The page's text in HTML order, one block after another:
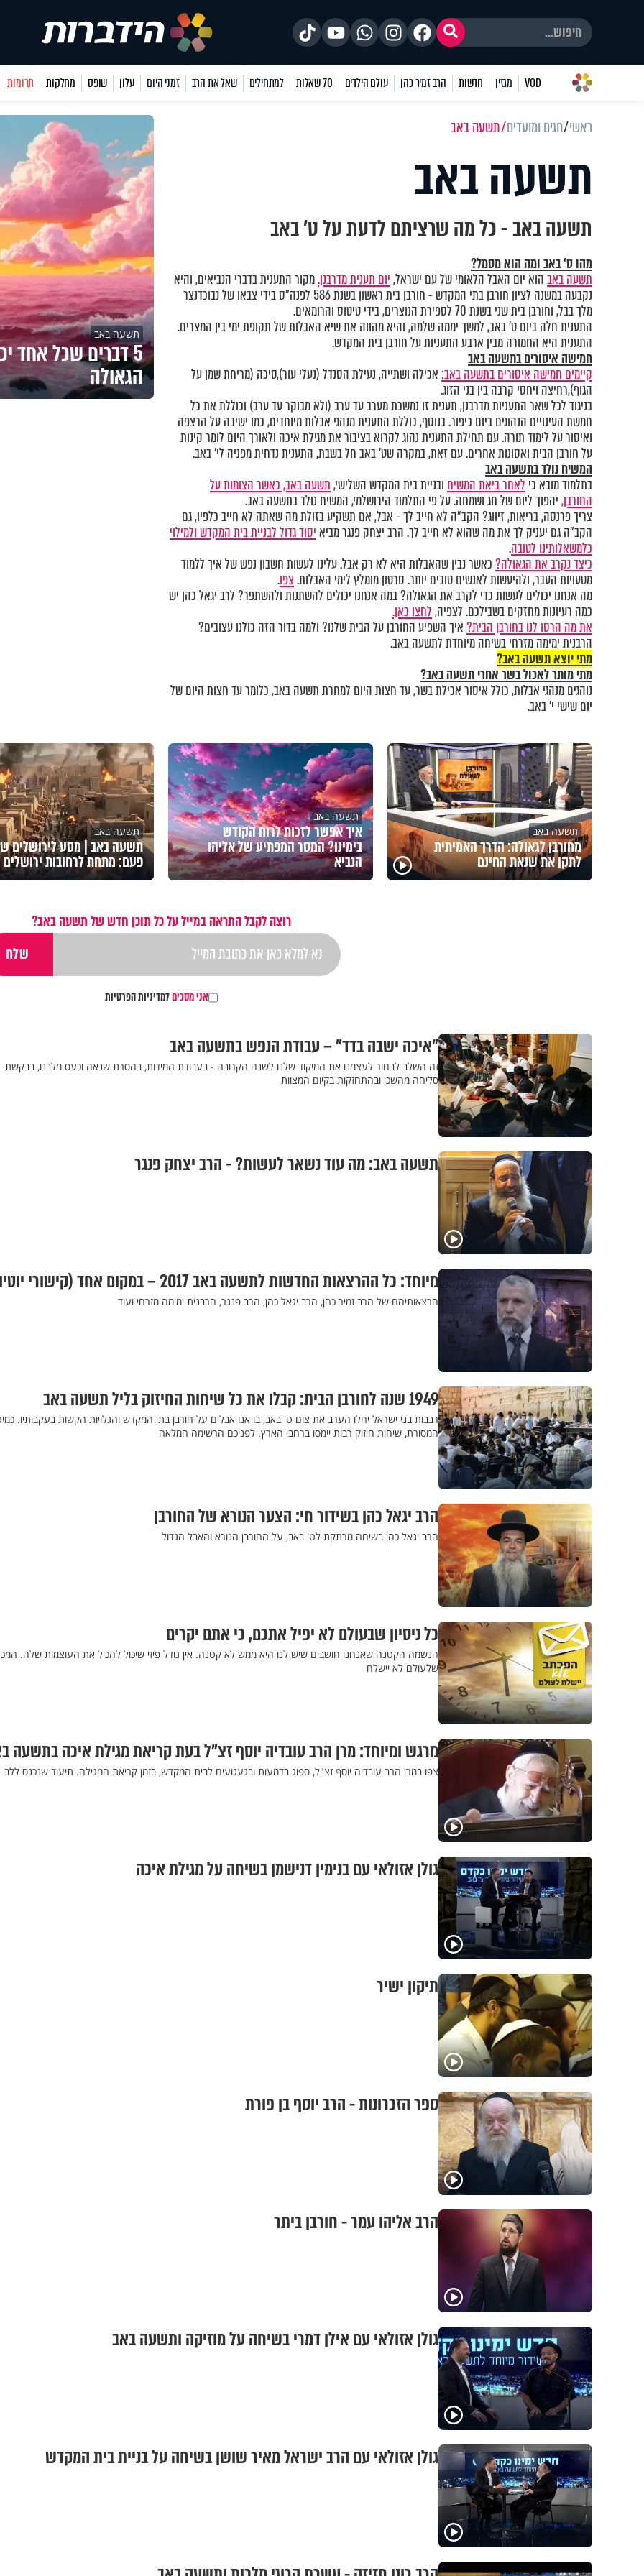
VOD מגזין חדשות הרב זמיר כהן עולם הילדים 70 שאלות למתחילים שאל את הרב זמני היום עלון שופס מחלקות תרומות
ראשי חגים ומועדים תשעה באב
תשעה באב
תשעה באב - כל מה שרציתם לדעת על ט’ באב
מהו ט’ באב ומה הוא מסמל?
תשעה באבהוא יום האבל הלאומי של עם ישראל,יום תענית מדרבנן.מקור התענית בדברי הנביאים, והיא
נקבעה במשנה לציון חורבן בתי המקדש - חורבן בית ראשון בשנת 586 לפנה"ס בידי צבאו של נבוכדנצר
מלך בבל, וחורבן בית שני בשנת 70 לספירת הנוצרים, בידי טיטוס והרומאים.
התענית חלה ביום ט' באב, למשך יממה שלמה, והיא מהווה את שיא האבלות של תקופת ימי בין המצרים.
התענית היא החמורה מבין ארבע התעניות על חורבן בית המקדש.
חמישה איסורים בתשעה באב
קיימים חמישה איסורים בתשעה באב: אכילה ושתייה, נעילת הסנדל (נעלי עור),סיכה (מריחת שמן על
הגוף),רחיצה ויחסי קרבה בין בני הזוג.
בניגוד לכל שאר התעניות מדרבנן, תענית זו נמשכת מערב עד ערב (ולא מבוקר עד ערב) וכוללת את כל
חמשת העינויים הנהוגים ביום כיפור. בנוסף, כוללת התענית מנהגי אבלות מיוחדים, כמו ישיבה על הרצפה
ואיסור על לימוד תורה. עם תחילת התענית נהוג לקרוא בציבור את מגילת איכה ולאורך היום לומר קינות
על חורבן הבית ואסונות אחרים. עם זאת, במקרה שט' באב חל בשבת, התענית נדחית מפניה לי' באב.
המשיח נולד בתשעה באב
בתלמוד מובא כי לאחר ביאת המשיח ובניית בית המקדש השלישי,תשעה באב, כאשר הצומות על
החורבן,יהפוך ליום של חג ושמחה‏. על פי התלמוד הירושלמי, המשיח נולד בתשעה באב.
צריך פרנסה, בריאות, זיווג? הקב"ה לא חייב לך - אבל, אם תשקיע בזולת מה שאתה לא חייב כלפיו, גם
הקב"ה גם יעניק לך את מה שהוא לא חייב לך. הרב יצחק פנגר מביאיסוד גדול לבניית בית המקדש ולמילוי
כלמשאלותינו לטובה.
כיצד נקרב את הגאולה?כאשר נבין שהאבלות היא לא רק אבל. עלינו לעשות חשבון נפש של איך ללמוד
מטעויות העבר, ולהיעשות לאנשים טובים יותר. סרטון מומלץ לימי האבלות.צפו.
מה אנחנו יכולים לעשות כדי לקרב את הגאולה? במה אנחנו יכולים להשתנות ולהשתפר? לרב יגאל כהן יש
כמה רעיונות מחזקים בשבילכם. לצפיה,לחצו כאן.
את מה הרסו לנו בחורבן הבית?איך השפיע החורבן על הבית שלנו? ולמה בדור הזה כולנו עצובים?
הרבנית ימימה מזרחי בשיחה מיוחדת לתשעה באב.
מתי יוצא תשעה באב?
מתי מותר לאכול בשר אחרי תשעה באב?
נוהגים מנהגי אבלות, כולל איסור אכילת בשר, עד חצות היום למחרת תשעה באב, כלומר עד חצות היום של
יום שישי י' באב.
תשעה באב
5 דברים שכל אחד
הגאולה
תשעה באב
מחורבן לגאולה: הדרך האמיתית
לתקן את שנאת החינם
תשעה באב
איך אפשר לזכות לרוח הקודש
בימינו? המסר המפתיע של אליהו
הנביא
תשעה באב
תשעה באב | מסע לירושלים
פעם: מתחת לרחובות ירושלים
רוצה לקבל התראה במייל על כל תוכן חדש של תשעה באב?
אני מסכיםלמדיניות הפרטיות
"איכה ישבה בדד" – עבודת הנפש בתשעה באב
זה השלב לבחור לעצמנו את המיקוד שלנו לשנה הקרובה - בעבודת המידות, בהסרת שנאה וכעס מלבנו, בבקשת
סליחה מהשכן ובהתחזקות בקיום המצוות
תשעה באב: מה עוד נשאר לעשות? - הרב יצחק פנגר
מיוחד: כל ההרצאות החדשות לתשעה באב 2017 – במקום אחד (קישורי יוטיוב)
הרצאותיהם של הרב זמיר כהן, הרב יגאל כהן, הרב פנגר, הרבנית ימימה מזרחי ועוד
1949 שנה לחורבן הבית: קבלו את כל שיחות החיזוק בליל תשעה באב
רבבות בני ישראל יחלו הערב את צום ט' באב, בו אנו אבלים על חורבן בתי המקדש והגלויות הקשות בעקבותיו.
המסורת, שיחות חיזוק רבות יימסו ברחבי הארץ. לפניכם הרשימה המלאה
הרב יגאל כהן בשידור חי: הצער הנורא של החורבן
הרב יגאל כהן בשיחה מרתקת לט' באב, על החורבן הנורא והאבל הגדול
כל ניסיון שבעולם לא יפיל אתכם, כי אתם יקרים
הנשמה הקטנה שאנחנו חושבים שיש לנו היא ממש לא קטנה. אין גודל פיזי שיכול להכיל את העוצמות שלה.
שלעולם לא יישלח
מרגש ומיוחד: מרן הרב עובדיה יוסף זצ"ל בעת קריאת מגילת איכה בתשעה
צפו במרן הרב עובדיה יוסף זצ"ל, ספוג בדמעות ובגעגועים לבית המקדש, בזמן קריאת המגילה. תיעוד שנכנס ללב
גולן אזולאי עם בנימין דנישמן בשיחה על מגילת איכה
תיקון ישיר
ספר הזכרונות - הרב יוסף בן פורת
הרב אליהו עמר - חורבן ביתר
גולן אזולאי עם אילן דמרי בשיחה על מוזיקה ותשעה באב
גולן אזולאי עם הרב ישראל מאיר שושן בשיחה על בניית בית המקדש